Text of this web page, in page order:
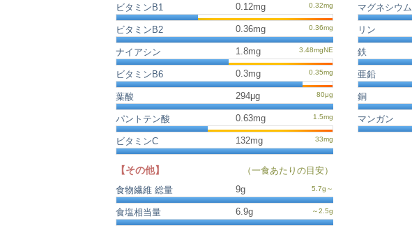
ビタミンB1 0.12mg
ビタミンB2 0.36mg
ナイアシン 1.8mg
ビタミンB6 0.3mg
葉酸 294μg
パントテン酸 0.63mg
ビタミンC 132mg
マグネシウム
リン
鉄
亜鉛
銅
マンガン
【その他】
（一食あたりの目安）
食物繊維 総量
9g
食塩相当量 6.9g